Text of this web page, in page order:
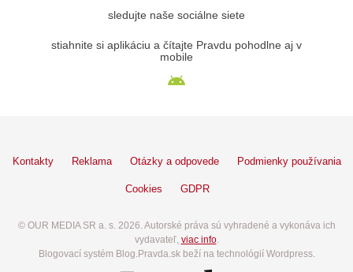
sledujte naše sociálne siete
stiahnite si aplikáciu a čítajte Pravdu pohodlne aj v
mobile
Kontakty Reklama Otázky a odpovede Podmienky používania
Cookies GDPR
© OUR MEDIA SR a. s. 2026. Autorské práva sú vyhradené a vykonáva ich
vydavateľ, viac info.
Blogovací systém Blog.Pravda.sk beží na technológií Wordpress.